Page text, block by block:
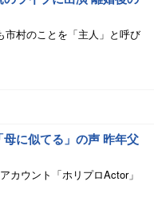
村のことを「主人」と呼び
に似てる」の声 昨年父
カウント「ホリプロActor」